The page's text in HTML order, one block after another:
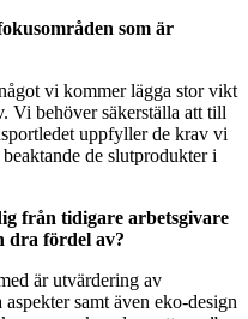
som är
vi kommer lägga stor vikt
Vi behöver säkerställa att till
uppfyller de krav vi
de slutprodukter i
från tidigare arbetsgivare
dra fördel av?
är utvärdering av
samt även eko-design